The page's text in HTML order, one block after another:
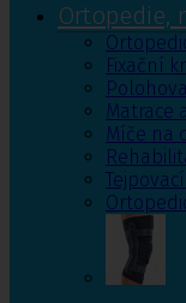
Ortopedie,
Fixační
Matrace
Míče na